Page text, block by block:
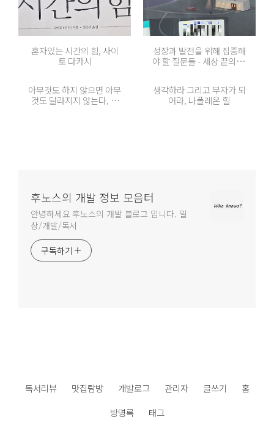
혼자있는 시간의 힘, 사이
토 다카시
성장과 발전을 위해 집중해
야 할 질문들 - 세상 끝의 카
아무것도 하지 않으면 아무
것도 달라지지 않는다, 고
생각하라 그리고 부자가 되
어라, 나폴레온 힐
후노스의 개발 정보 모음터
안녕하세요 후노스의 개발 블로그 입니다. 일
상/개발/독서
구독하기
독서리뷰 맛집탐방 개발로그 관리자 글쓰기
홈
방명록
태그